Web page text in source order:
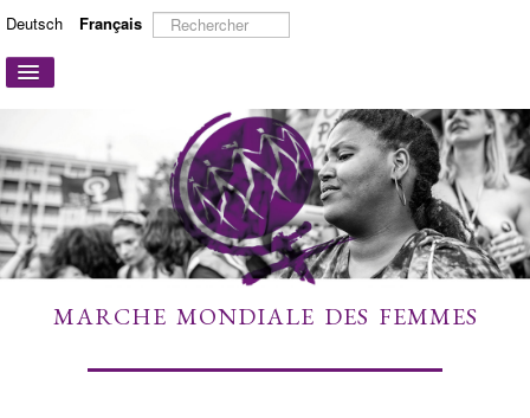
Deutsch Français Rechercher
Basculer
A PROPOS
ACTIONS ET CAMPAGNES
PARTICIPER
TÉMOIGNAGES
À DÉCOUVRIR
MARCHE MONDIALE DES FEMMES